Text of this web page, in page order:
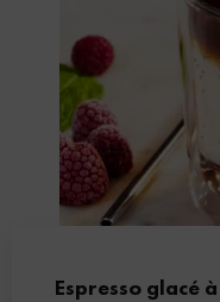
Espresso glacé